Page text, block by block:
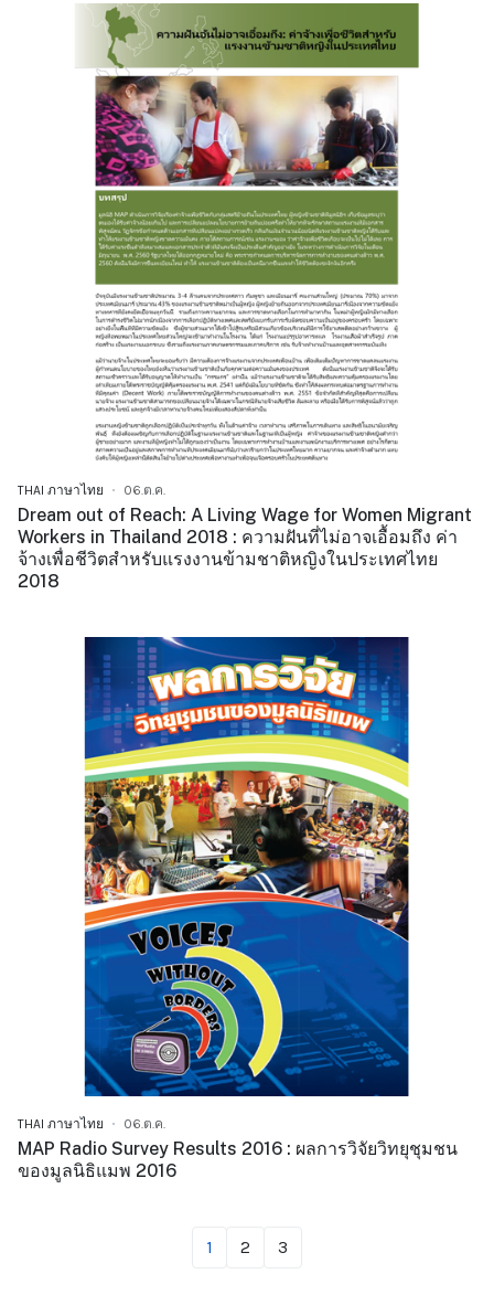
THAI ภาษาไทย 06.ต.ค.
Dream out of Reach: A Living Wage for Women Migrant
Workers in Thailand 2018 : ความฝันที่ไม่อาจเอื้อมถึง ค่า
จ้างเพื่อชีวิตสำหรับแรงงานข้ามชาติหญิงในประเทศไทย
2018
THAI ภาษาไทย 06.ต.ค.
MAP Radio Survey Results 2016 : ผลการวิจัยวิทยุชุมชน
ของมูลนิธิแมพ 2016
1 2 3